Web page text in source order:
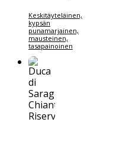
Keskitäyteläinen,
kypsän
punamarjainen,
mausteinen,
tasapainoinen